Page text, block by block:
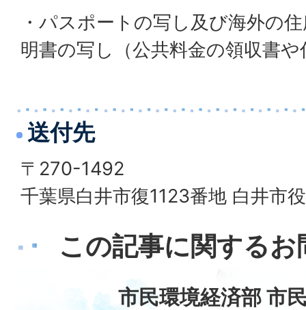
・パスポートの写し及び海外の
明書の写し（公共料金の領収書
送付先
〒270-1492
千葉県白井市復1123番地 白井市
この記事に関する
市民環境経済部 市